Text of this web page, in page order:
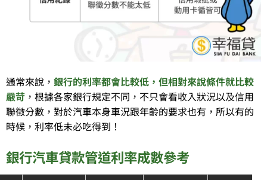
通常來說， 銀行的利率都會比較低，但相對來說條件就比較
嚴苛 ，根據各家銀行規定不同，不只會看收入狀況以及信用
聯徵分數，對於汽車本身車況跟年齡的要求也有，所以有的
時候，利率低未必吃得到！
銀行汽車貸款管道利率成數參考